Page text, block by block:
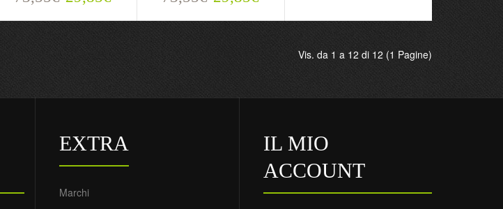
73,55€ 73,55€
Maglia ufficiale Grecia
73,55€
Vis. da 1 a 12 di 12 (1 Pagine)
EXTRA
Marchi
IL MIO
ACCOUNT